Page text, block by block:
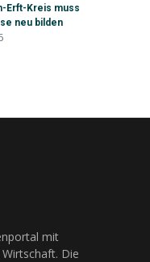
Erft-Kreis muss
neu bilden
mit
Die